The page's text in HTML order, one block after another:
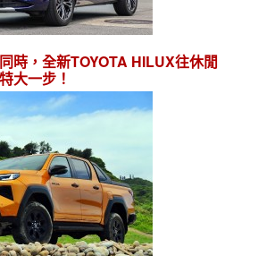
時，全新TOYOTA HILUX往休閒
大一步！